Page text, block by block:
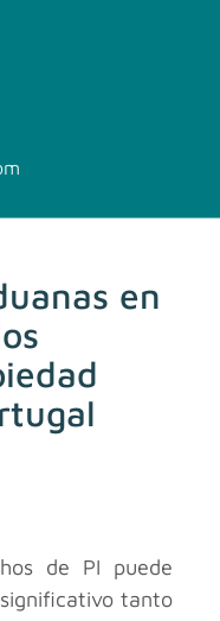
en
de PI puede
tanto